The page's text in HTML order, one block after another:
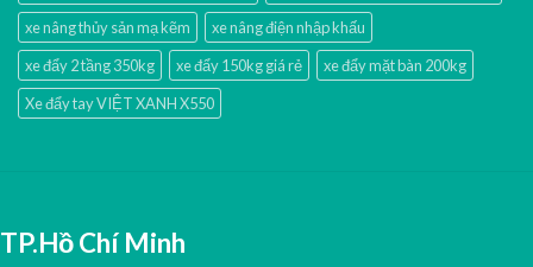
xe nâng thủy sản mạ kẽm
xe nâng điện nhập khấu
xe đẩy 2 tầng 350kg
xe đẩy 150kg giá rẻ
xe đẩy mặt bàn 200kg
Xe đẩy tay VIỆT XANH X550
TP.Hồ Chí Minh